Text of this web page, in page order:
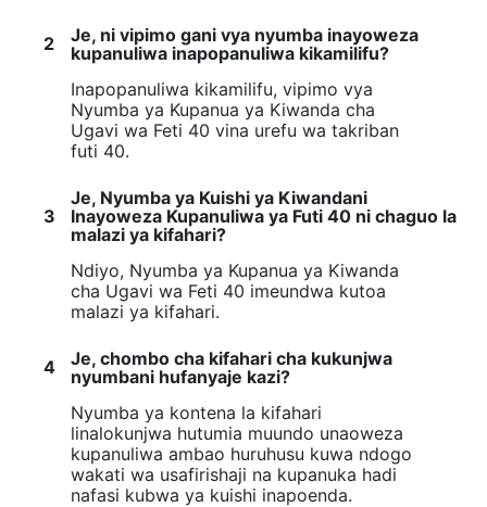
2
Je, ni vipimo gani vya nyumba inayoweza
kupanuliwa inapopanuliwa kikamilifu?
Inapopanuliwa kikamilifu, vipimo vya
Nyumba ya Kupanua ya Kiwanda cha
Ugavi wa Feti 40 vina urefu wa takriban
futi 40.
3
Je, Nyumba ya Kuishi ya Kiwandani
Inayoweza Kupanuliwa ya Futi 40 ni chaguo la
malazi ya kifahari?
Ndiyo, Nyumba ya Kupanua ya Kiwanda
cha Ugavi wa Feti 40 imeundwa kutoa
malazi ya kifahari.
4
Je, chombo cha kifahari cha kukunjwa
nyumbani hufanyaje kazi?
Nyumba ya kontena la kifahari
linalokunjwa hutumia muundo unaoweza
kupanuliwa ambao huruhusu kuwa ndogo
wakati wa usafirishaji na kupanuka hadi
nafasi kubwa ya kuishi inapoenda.